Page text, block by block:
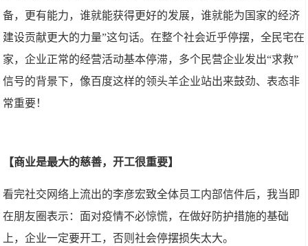
备，更有能力，谁就能获得更好的发展，谁就能为国家的经济
建设贡献更大的力量”这句话。在整个社会近乎停摆，全民宅在
家，企业正常的经营活动基本停滞，多个民营企业发出“求救”
信号的背景下，像百度这样的领头羊企业站出来鼓劲、表态非
常重要！
【商业是最大的慈善，开工很重要】
看完社交网络上流出的李彦宏致全体员工内部信件后，我当即
在朋友圈表示：面对疫情不必惊慌，在做好防护措施的基础
上，企业一定要开工，否则社会停摆损失太大。